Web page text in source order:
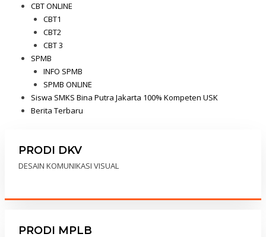
CBT ONLINE
CBT1
CBT2
CBT 3
SPMB
INFO SPMB
SPMB ONLINE
Siswa SMKS Bina Putra Jakarta 100% Kompeten USK
Berita Terbaru
PRODI DKV
DESAIN KOMUNIKASI VISUAL
PRODI MPLB